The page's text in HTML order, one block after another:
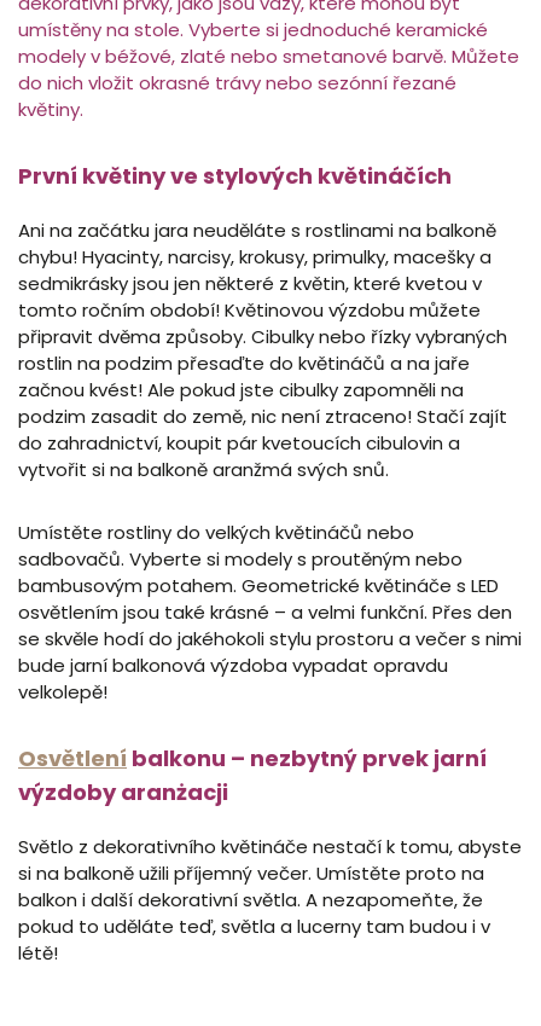
umístěny na stole. Vyberte si jednoduché keramické
modely v béžové, zlaté nebo smetanové barvě. Můžete
do nich vložit okrasné trávy nebo sezónní řezané
květiny.
První květiny ve stylových květináčích
Ani na začátku jara neuděláte s rostlinami na balkoně
chybu! Hyacinty, narcisy, krokusy, primulky, macešky a
sedmikrásky jsou jen některé z květin, které kvetou v
tomto ročním období! Květinovou výzdobu můžete
připravit dvěma způsoby. Cibulky nebo řízky vybraných
rostlin na podzim přesaďte do květináčů a na jaře
začnou kvést! Ale pokud jste cibulky zapomněli na
podzim zasadit do země, nic není ztraceno! Stačí zajít
do zahradnictví, koupit pár kvetoucích cibulovin a
vytvořit si na balkoně aranžmá svých snů.
Umístěte rostliny do velkých květináčů nebo
sadbovačů. Vyberte si modely s proutěným nebo
bambusovým potahem. Geometrické květináče s LED
osvětlením jsou také krásné – a velmi funkční. Přes den
se skvěle hodí do jakéhokoli stylu prostoru a večer s nimi
bude jarní balkonová výzdoba vypadat opravdu
velkolepě!
Osvětlení balkonu – nezbytný prvek jarní
výzdoby aranżacji
Světlo z dekorativního květináče nestačí k tomu, abyste
si na balkoně užili příjemný večer. Umístěte proto na
balkon i další dekorativní světla. A nezapomeňte, že
pokud to uděláte teď, světla a lucerny tam budou i v
létě!